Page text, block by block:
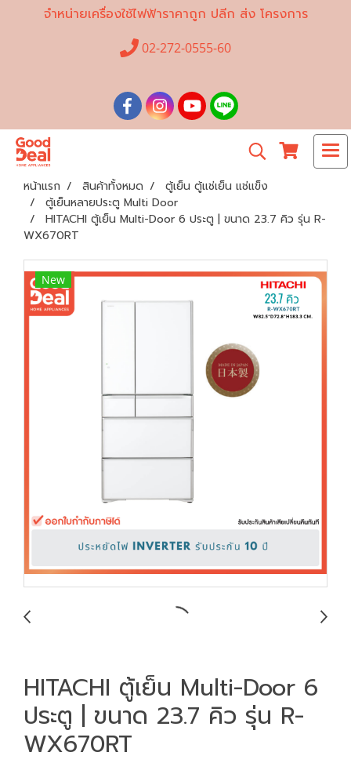
จำหน่ายเครื่องใช้ไฟฟ้าราคาถูก ปลีก ส่ง โครงการ
02-272-0555-60
หน้าแรก สินค้าทั้งหมด
ตู้เย็น ตู้แช่เย็น แช่แข็ง
ตู้เย็นหลายประตู Multi Door
HITACHI ตู้เย็น Multi-Door 6 ประตู | ขนาด 23.7 คิว รุ่น R-
WX670RT
New
HITACHI ตู้เย็น Multi-Door 6
ประตู | ขนาด 23.7 คิว รุ่น R-
WX670RT